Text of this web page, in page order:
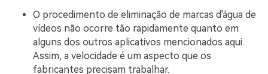
O procedimento de eliminação de marcas d'água de
vídeos não ocorre tão rapidamente quanto em
alguns dos outros aplicativos mencionados aqui.
Assim, a velocidade é um aspecto que os
fabricantes precisam trabalhar.